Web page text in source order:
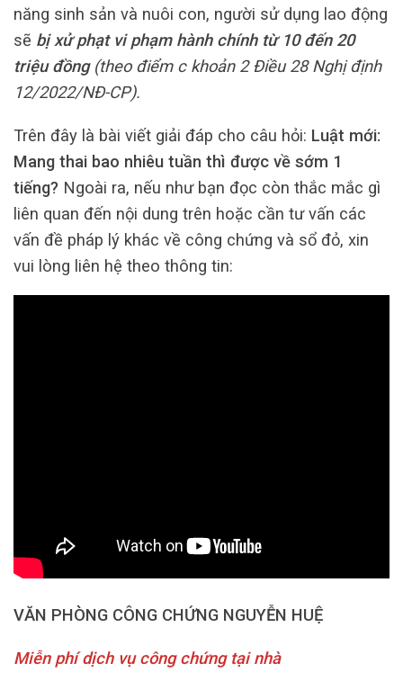
năng sinh sản và nuôi con, người sử dụng lao động
sẽ bị xử phạt vi phạm hành chính từ 10 đến 20
triệu đồng (theo điểm c khoản 2 Điều 28 Nghị định
12/2022/NĐ-CP).
Trên đây là bài viết giải đáp cho câu hỏi: Luật mới:
Mang thai bao nhiêu tuần thì được về sớm 1
tiếng? Ngoài ra, nếu như bạn đọc còn thắc mắc gì
liên quan đến nội dung trên hoặc cần tư vấn các
vấn đề pháp lý khác về công chứng và sổ đỏ, xin
vui lòng liên hệ theo thông tin:
VĂN PHÒNG CÔNG CHỨNG NGUYỄN HUỆ
Miễn phí dịch vụ công chứng tại nhà